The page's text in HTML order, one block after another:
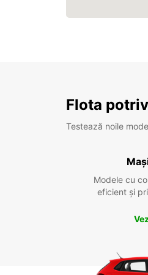
Flota
Testează noile
Modele cu
eficient și